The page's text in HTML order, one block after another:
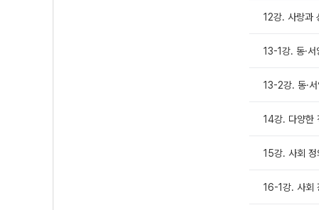
12강. 사랑과
13-1강. 동·
13-2강. 동·
14강. 다양한
15강. 사회
16-1강. 사회